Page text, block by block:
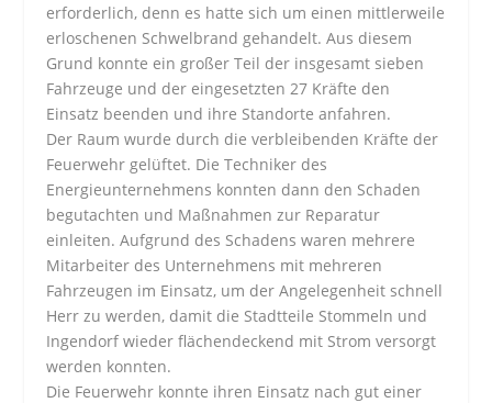
erforderlich, denn es hatte sich um einen mittlerweile
erloschenen Schwelbrand gehandelt. Aus diesem
Grund konnte ein großer Teil der insgesamt sieben
Fahrzeuge und der eingesetzten 27 Kräfte den
Einsatz beenden und ihre Standorte anfahren.
Der Raum wurde durch die verbleibenden Kräfte der
Feuerwehr gelüftet. Die Techniker des
Energieunternehmens konnten dann den Schaden
begutachten und Maßnahmen zur Reparatur
einleiten. Aufgrund des Schadens waren mehrere
Mitarbeiter des Unternehmens mit mehreren
Fahrzeugen im Einsatz, um der Angelegenheit schnell
Herr zu werden, damit die Stadtteile Stommeln und
Ingendorf wieder flächendeckend mit Strom versorgt
werden konnten.
Die Feuerwehr konnte ihren Einsatz nach gut einer